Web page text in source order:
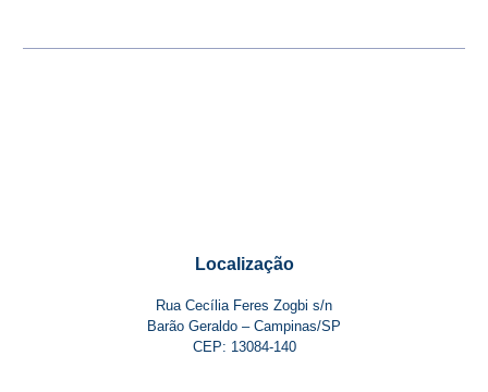
Localização
Rua Cecília Feres Zogbi s/n
Barão Geraldo – Campinas/SP
CEP: 13084-140